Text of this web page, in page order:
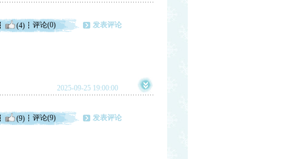
(4) 评论(0) 发表评论
2025-09-25 19:00:00
(9) 评论(9) 发表评论